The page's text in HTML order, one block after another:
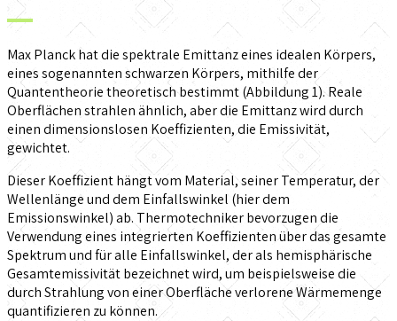
Max Planck hat die spektrale Emittanz eines idealen Körpers,
eines sogenannten schwarzen Körpers, mithilfe der
Quantentheorie theoretisch bestimmt (Abbildung 1). Reale
Oberflächen strahlen ähnlich, aber die Emittanz wird durch
einen dimensionslosen Koeffizienten, die Emissivität,
gewichtet.
Dieser Koeffizient hängt vom Material, seiner Temperatur, der
Wellenlänge und dem Einfallswinkel (hier dem
Emissionswinkel) ab. Thermotechniker bevorzugen die
Verwendung eines integrierten Koeffizienten über das gesamte
Spektrum und für alle Einfallswinkel, der als hemisphärische
Gesamtemissivität bezeichnet wird, um beispielsweise die
durch Strahlung von einer Oberfläche verlorene Wärmemenge
quantifizieren zu können.